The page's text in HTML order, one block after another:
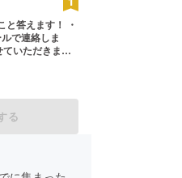
と答えます！ ・
で連絡しま
いただきま
る